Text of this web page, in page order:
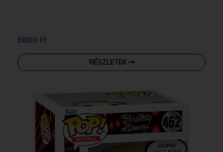
6890 Ft
RÉSZLETEK